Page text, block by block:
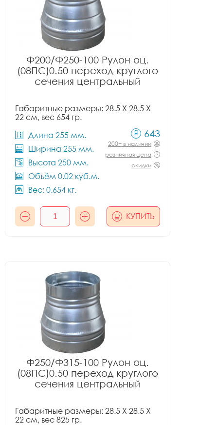
Ф200/Ф250-100 Рулон оц.
(08ПС)0.50 переход круглого
сечения центральный
Габаритные размеры: 28.5 X 28.5 X
22 см, вес 654 гр.
Длина 255 мм.
Ширина 255 мм.
Высота 250 мм.
Объём 0.02 куб.м.
Вес: 0.654 кг.
643
200+ в наличии
розничная цена
скидки
КУПИТЬ
Ф250/Ф315-100 Рулон оц.
(08ПС)0.50 переход круглого
сечения центральный
Габаритные размеры: 28.5 X 28.5 X
22 см, вес 825 гр.